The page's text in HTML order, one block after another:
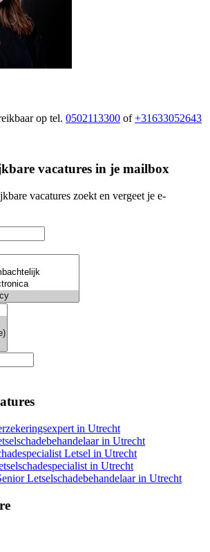
op tel. 0502113300 of+31633052643
vacatures in je mailbox
vacatures zoekt en vergeet je e-
in Utrecht
in Utrecht
Letsel in Utrecht
in Utrecht
Letselschadebehandelaar in Utrecht